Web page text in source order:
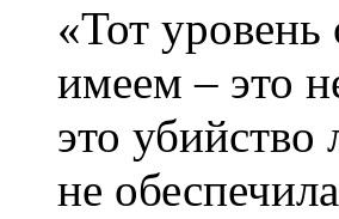
«Тот
имеем – это
это
не